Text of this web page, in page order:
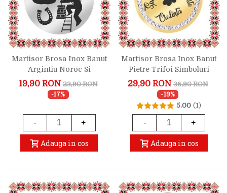
Martisor Brosa Inox Banut
Argintiu Noroc Si
Prosperitate
19,90 RON 23,90 RON
-17%
- +
Adauga in cos
Martisor Brosa Inox Banut
Pietre Trifoi Simboluri
Auriu
29,90 RON 36,90 RON
-19%
5.00 (1)
- +
Adauga in cos